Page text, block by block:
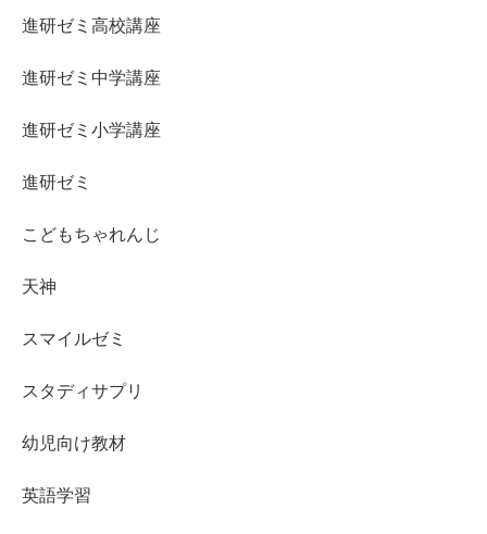
進研ゼミ高校講座
進研ゼミ中学講座
進研ゼミ小学講座
進研ゼミ
こどもちゃれんじ
天神
スマイルゼミ
スタディサプリ
幼児向け教材
英語学習